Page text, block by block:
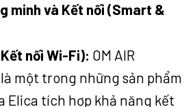
minh và Kết nối (Smart &
nối Wi-Fi): OM AIR
một trong những sản phẩm
Elica tích hợp khả năng kết